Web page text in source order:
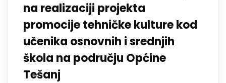
na realizaciji projekta
promocije tehničke kulture kod
učenika osnovnih i srednjih
škola na području Općine
Tešanj